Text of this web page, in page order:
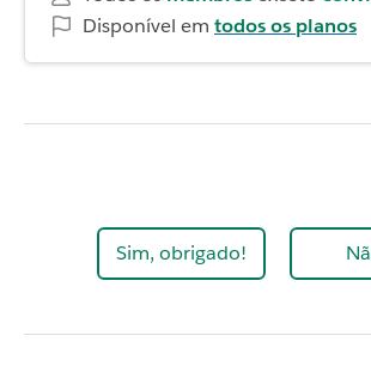
Disponível em todos os planos
Sim, obrigado!